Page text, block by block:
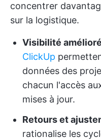
concentrer
sur la logistique.
Visibilité
ClickUp
données des
chacun l'accès
mises à jour.
Retours et
rationalise les